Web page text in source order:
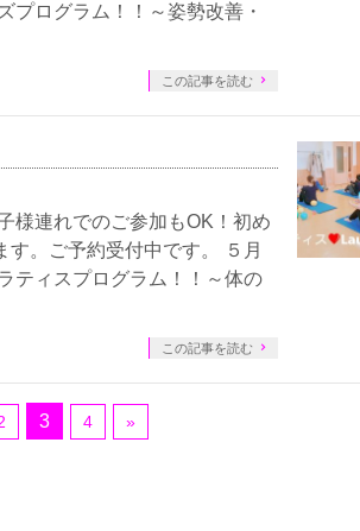
ログラム！！～姿勢改善・
この記事を読む
様連れでのご参加もOK！初め
。ご予約受付中です。 ５月
ティスプログラム！！～体の
この記事を読む
3 4 »